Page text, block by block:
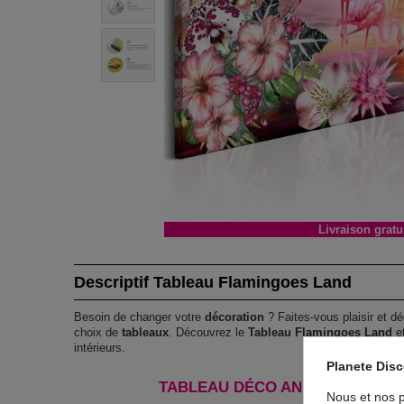
Livraison
Descriptif Tableau Flamingoes Land
Besoin de changer votredécoration ? Faites-vous plaisir et
choix detableaux . Découvrez leTableau Flamingoes Land
intérieurs.
TABLEAU DÉCO ANIMAUX
Planete
Nous et nos